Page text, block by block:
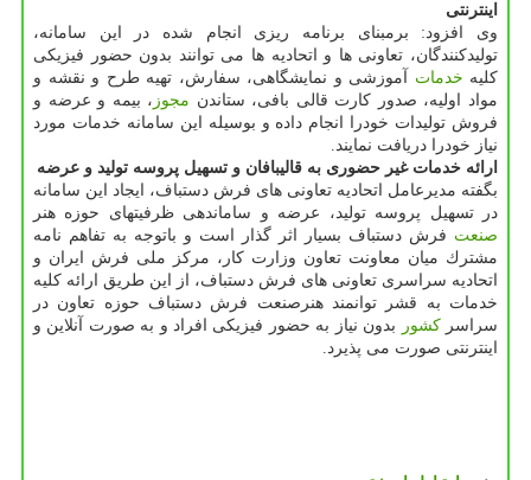
اینترنتی
وی افزود: برمبنای برنامه ریزی انجام شده در این سامانه،
تولیدكنندگان، تعاونی ها و اتحادیه ها می توانند بدون حضور فیزیكی
كلیه خدمات آموزشی و نمایشگاهی، سفارش، تهیه طرح و نقشه و
مواد اولیه، صدور كارت قالی بافی، ستاندن مجوز ، بیمه و عرضه و
فروش تولیدات خودرا انجام داده و بوسیله این سامانه خدمات مورد
نیاز خودرا دریافت نمایند.
ارائه خدمات غیر حضوری به قالیبافان و تسهیل پروسه تولید و عرضه
بگفته مدیرعامل اتحادیه تعاونی های فرش دستباف، ایجاد این سامانه
در تسهیل پروسه تولید، عرضه و ساماندهی ظرفیتهای حوزه هنر
صنعت فرش دستباف بسیار اثر گذار است و باتوجه به تفاهم نامه
مشترك میان معاونت تعاون وزارت كار، مركز ملی فرش ایران و
اتحادیه سراسری تعاونی های فرش دستباف، از این طریق ارائه كلیه
خدمات به قشر توانمند هنرصنعت فرش دستباف حوزه تعاون در
سراسركشور
بدون نیاز به حضور فیزیكی افراد و به صورت آنلاین و
اینترنتی صورت می پذیرد.